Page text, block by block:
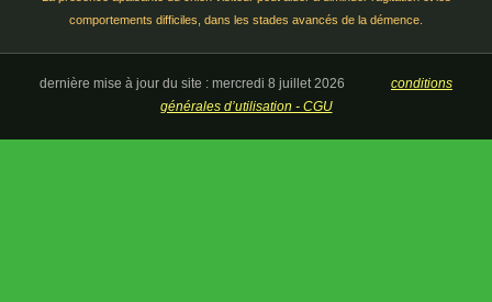
comportements difficiles, dans les stades avancés de la démence.
dernière mise à jour du site : mercredi 8 juillet 2026 conditions
générales d’utilisation - CGU